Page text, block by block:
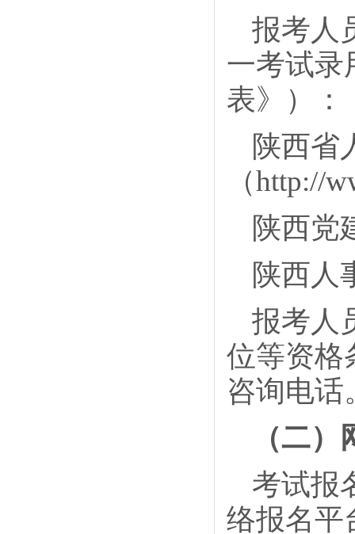
报考人
一考试录
表》）：
陕西省
（http://
陕西党
陕西人
报考人
位等资格
咨询电话
（二
考试报
络报名平